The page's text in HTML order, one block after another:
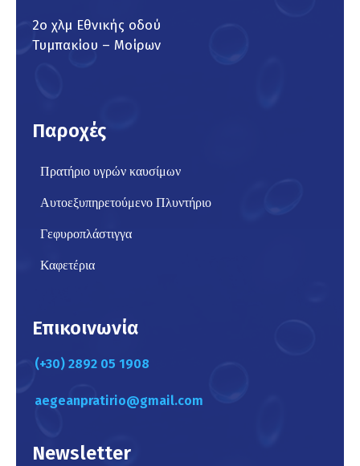
2ο χλμ Εθνικής οδού
Τυμπακίου – Μοίρων
Παροχές
Πρατήριο υγρών καυσίμων
Αυτοεξυπηρετούμενο Πλυντήριο
Γεφυροπλάστιγγα
Καφετέρια
Επικοινωνία
(+30) 2892 05 1908
aegeanpratirio@gmail.com
Newsletter